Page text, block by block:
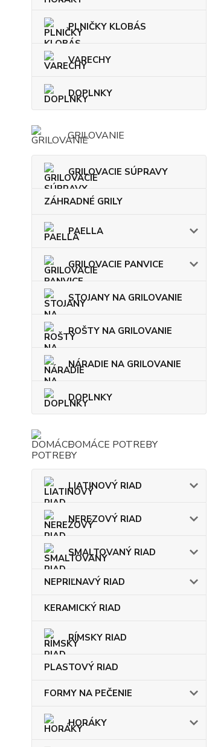
PLNIČKY KLOBÁS
VARECHY
DOPLNKY
GRILOVANIE
GRILOVACIE SÚPRAVY
ZÁHRADNÉ GRILY
PAELLA
GRILOVACIE PANVICE
STOJANY NA GRILOVANIE
ROŠTY NA GRILOVANIE
NÁRADIE NA GRILOVANIE
DOPLNKY
DOMÁCE POTREBY
LIATINOVÝ RIAD
NEREZOVÝ RIAD
SMALTOVANÝ RIAD
NEPRIĽNAVÝ RIAD
KERAMICKÝ RIAD
RÍMSKY RIAD
PLASTOVÝ RIAD
FORMY NA PEČENIE
HORÁKY